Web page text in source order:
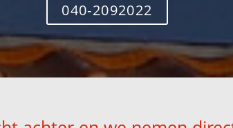
040-2092022